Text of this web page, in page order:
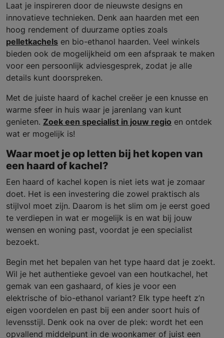
Laat je inspireren door de nieuwste designs en
innovatieve technieken. Denk aan haarden met een
hoog rendement of duurzame opties zoals
pelletkachels en bio-ethanol haarden. Veel winkels
bieden ook de mogelijkheid om een afspraak te maken
voor een persoonlijk adviesgesprek, zodat je alle
details kunt doorspreken.
Met de juiste haard of kachel creëer je een knusse en
warme sfeer in huis waar je jarenlang van kunt
genieten. Zoek een specialist in jouw regio en ontdek
wat er mogelijk is!
Waar moet je op letten bij het kopen van
een haard of kachel?
Een haard of kachel kopen is niet iets wat je zomaar
doet. Het is een investering die zowel praktisch als
stijlvol moet zijn. Daarom is het slim om je eerst goed
te verdiepen in wat er mogelijk is en wat bij jouw
wensen en woning past, voordat je een specialist
bezoekt.
Begin met het bepalen van het type haard dat je zoekt.
Wil je het authentieke gevoel van een houtkachel, het
gemak van een gashaard, of kies je voor een
elektrische of bio-ethanol variant? Elk type heeft z’n
eigen voordelen en past bij een ander soort huis of
levensstijl. Denk ook na over de plek: wordt het een
opvallend middelpunt in de woonkamer of juist een